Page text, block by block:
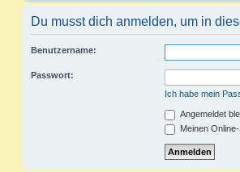
Du musst dich anmelden, um in
Benutzername:
Passwort:
Ich habe mein
Angemeldet
Meinen